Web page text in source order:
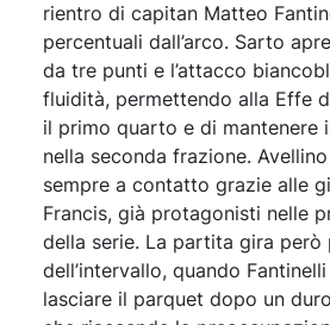
rientro di capitan Matteo
percentuali dall’arco. Sarto
da tre punti e l’attacco
fluidità, permettendo alla Effe
il primo quarto e di mantenere
nella seconda frazione.
sempre a contatto grazie alle
Francis, già protagonisti nelle
della serie. La partita gira però
dell’intervallo, quando
lasciare il parquet dopo un